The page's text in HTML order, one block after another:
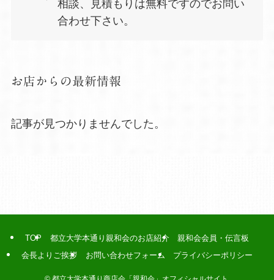
相談、見積もりは無料ですのでお問い
合わせ下さい。
お店からの最新情報
記事が見つかりませんでした。
TOP 都立大学本通り親和会のお店紹介
親和会会員・伝言板
会長よりご挨拶
お問い合わせフォーム プライバシーポリシー